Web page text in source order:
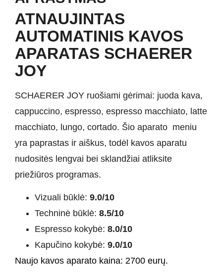
ATNAUJINTAS
AUTOMATINIS KAVOS
APARATAS SCHAERER
JOY
SCHAERER JOY ruošiami gėrimai: juoda kava,
cappuccino, espresso, espresso macchiato, latte
macchiato, lungo, cortado. Šio aparato meniu
yra paprastas ir aiškus, todėl kavos aparatu
nudositės lengvai bei sklandžiai atliksite
priežiūros programas.
Vizuali būklė: 9.0/10
Techninė būklė: 8.5/10
Espresso kokybė: 8.0/10
Kapučino kokybė: 9.0/10
Naujo kavos aparato kaina: 2700 eurų.